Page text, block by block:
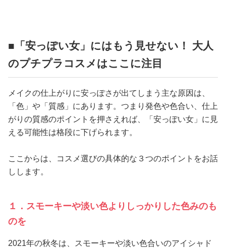
■「安っぽい女」にはもう見せない！ 大人
のプチプラコスメはここに注目
メイクの仕上がりに安っぽさが出てしまう主な原因は、
「色」や「質感」にあります。つまり発色や色合い、仕上
がりの質感のポイントを押さえれば、「安っぽい女」に見
える可能性は格段に下げられます。
ここからは、コスメ選びの具体的な３つのポイントをお話
しします。
１．スモーキーや淡い色よりしっかりした色みのも
のを
2021年の秋冬は、スモーキーや淡い色合いのアイシャド